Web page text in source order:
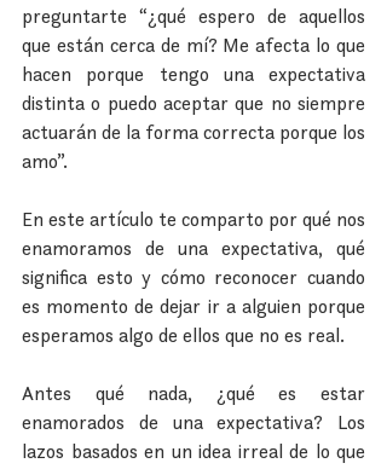
preguntarte “¿qué espero de aquellos
que están cerca de mí? Me afecta lo que
hacen porque tengo una expectativa
distinta o puedo aceptar que no siempre
actuarán de la forma correcta porque los
amo”.
En este artículo te comparto por qué nos
enamoramos de una expectativa, qué
significa esto y cómo reconocer cuando
es momento de dejar ir a alguien porque
esperamos algo de ellos que no es real.
Antes qué nada, ¿qué es estar
enamorados de una expectativa? Los
lazos basados en un idea irreal de lo que